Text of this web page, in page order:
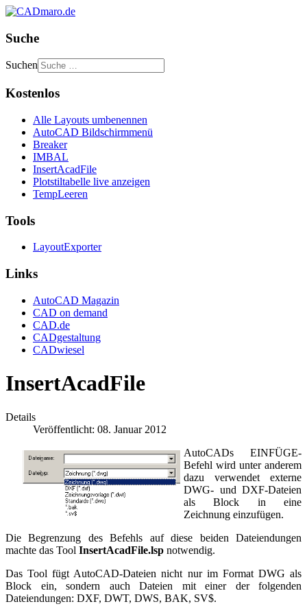
Suche
Suchen
Kostenlos
Alle Layouts umbenennen
AutoCAD Bildschirmmenü
Breaker
IMBAL
InsertAcadFile
Plotstiltabelle live anzeigen
TempLeeren
Tools
LayoutExporter
Links
AutoCAD Magazin
CAD on demand
CAD.de
CADgestaltung
CADwiesel
InsertAcadFile
Details
Veröffentlicht: 08. Januar 2012
AutoCADs EINFÜGE-
Befehl wird unter anderem
dazu verwendet externe
DWG- und DXF-Dateien
als Block in eine
Zeichnung einzufügen.
Die Begrenzung des Befehls auf diese beiden Dateiendungen
machte das Tool InsertAcadFile.lsp notwendig.
Das Tool fügt AutoCAD-Dateien nicht nur im Format DWG als
Block ein, sondern auch Dateien mit einer der folgenden
Dateiendungen: DXF, DWT, DWS, BAK, SV$.